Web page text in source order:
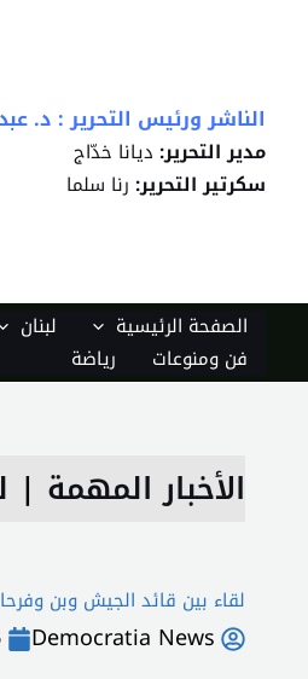
الناشر ورئيس التحرير : د.
مدير التحرير: ديانا خدّاج
سكرتير التحرير: رنا سلما
الصفحة الرئيسية لبنان
فن ومنوعات
رياضة
الأخبار المهمة |
لقاء بين قائد الجيش وبن
Democratia News